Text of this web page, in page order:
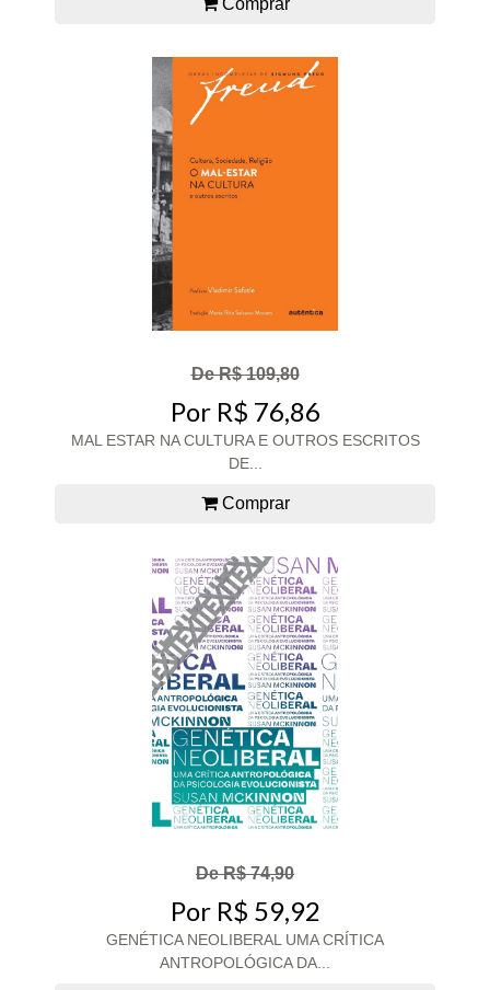
De R$ 109,80
Por R$ 76,86
MAL ESTAR NA CULTURA E OUTROS ESCRITOS
DE...
Comprar
De R$ 74,90
Por R$ 59,92
GENÉTICA NEOLIBERAL UMA CRÍTICA
ANTROPOLÓGICA DA...